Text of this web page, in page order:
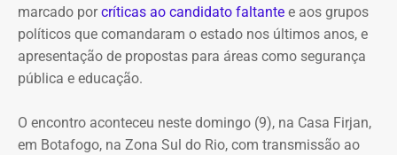
marcado porcríticas ao candidato faltante e aos grupos
políticos que comandaram o estado nos últimos anos, e
apresentação de propostas para áreas como segurança
pública e educação.
O encontro aconteceu neste domingo (9), na Casa Firjan,
em Botafogo, na Zona Sul do Rio, com transmissão ao